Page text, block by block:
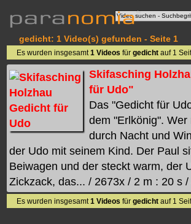
gedicht: 1 Video(s) gefunden - Seite 1
Es wurden insgesamt1 Videos fürgedicht auf 1
Skifasching
für Udo"
Das "Gedicht für
dem "Erlkönig".
durch Nacht und
der Udo mit seinem Kind. Der Paul
Beiwagen und der steckt warm, der
Zickzack, das... / 2673x / 2 m : 20 s /
Es wurden insgesamt1 Videos fürgedicht auf 1